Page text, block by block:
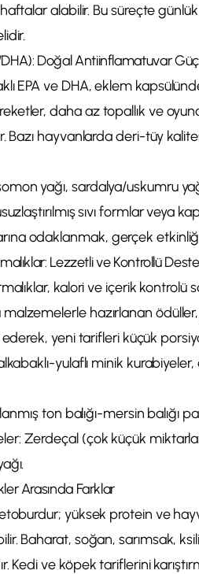
alabilir. Bu süreçte
Doğal Antiinflamatuvar Güç
EPA ve DHA, eklem
daha az topallık ve
Bazı hayvanlarda deri-tüy
yağı, sardalya/uskumru
sıvı formlar veya
odaklanmak, gerçek
Lezzetli ve Kontrollü
kalori ve içerik
hazırlanan ödüller,
yeni tarifleri küçük
yulaflı minik kurabiyeler,
ton balığı-mersin
Zerdeçal (çok küçük
Arasında Farklar
yüksek protein ve
Baharat, soğan, sarımsak,
Kedi ve köpek tariflerini